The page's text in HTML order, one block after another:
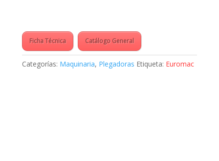
Ficha Técnica Catálogo General
Categorías: Maquinaria, Plegadoras Etiqueta: Euromac